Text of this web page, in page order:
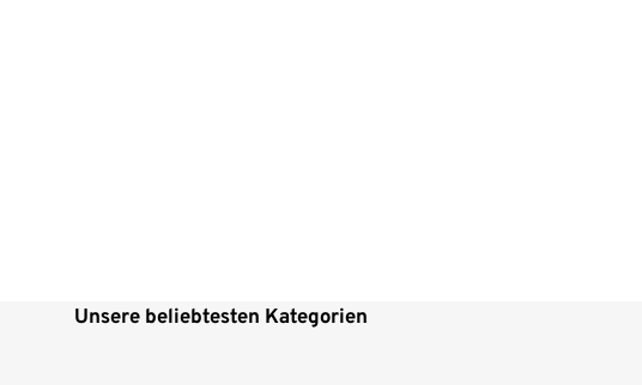
Unsere beliebtesten Kategorien